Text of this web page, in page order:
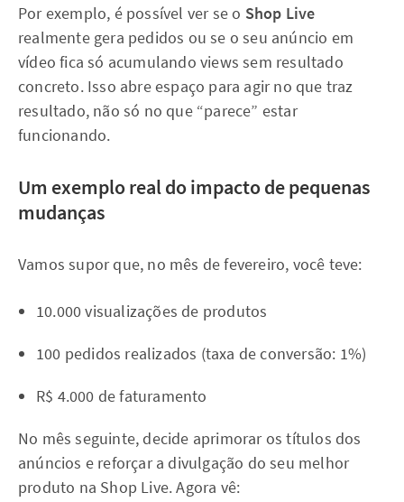
Por exemplo, é possível ver se o Shop Live
realmente gera pedidos ou se o seu anúncio em
vídeo fica só acumulando views sem resultado
concreto. Isso abre espaço para agir no que traz
resultado, não só no que “parece” estar
funcionando.
Um exemplo real do impacto de pequenas
mudanças
Vamos supor que, no mês de fevereiro, você teve:
10.000 visualizações de produtos
100 pedidos realizados (taxa de conversão: 1%)
R$ 4.000 de faturamento
No mês seguinte, decide aprimorar os títulos dos
anúncios e reforçar a divulgação do seu melhor
produto na Shop Live. Agora vê: